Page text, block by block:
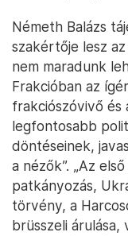
Németh Balázs
szakértője lesz
nem maradunk
Frakcióban az
frakciószóvivő és
legfontosabb
döntéseinek,
a nézők”. „Az
patkányozás,
törvény, a
brüsszeli árulása,